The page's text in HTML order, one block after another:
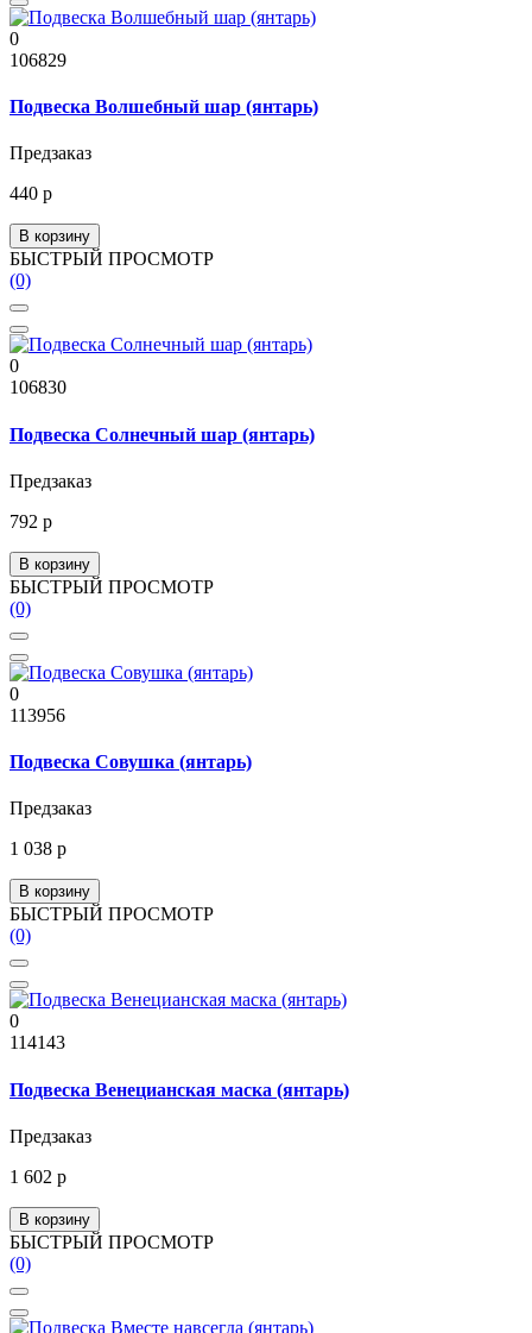
0
106829
Подвеска Волшебный шар (янтарь)
Предзаказ
440 р
В корзину
БЫСТРЫЙ ПРОСМОТР
(0)
0
106830
Подвеска Солнечный шар (янтарь)
Предзаказ
792 р
В корзину
БЫСТРЫЙ ПРОСМОТР
(0)
0
113956
Подвеска Совушка (янтарь)
Предзаказ
1 038 р
В корзину
БЫСТРЫЙ ПРОСМОТР
(0)
0
114143
Подвеска Венецианская маска (янтарь)
Предзаказ
1 602 р
В корзину
БЫСТРЫЙ ПРОСМОТР
(0)